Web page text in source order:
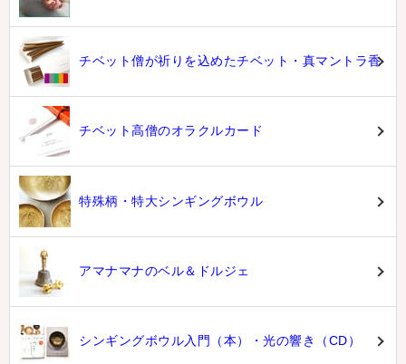
チベット僧が祈りを込めたチベット・真マントラ香
チベット高僧のオラクルカード
特殊柄・特大シンギングボウル
アマナマナのベル＆ドルジェ
シンギングボウル入門（本）・光の響き（CD）